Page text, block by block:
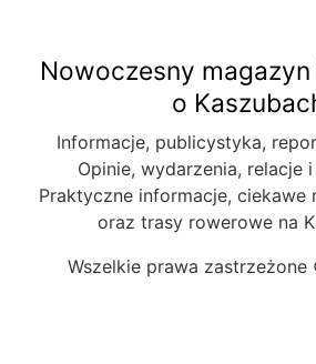
Nowoczesny
o
Informacje, publicystyka,
Opinie, wydarzenia, relacje
Praktyczne informacje, ciekawe
oraz trasy rowerowe na
Wszelkie prawa